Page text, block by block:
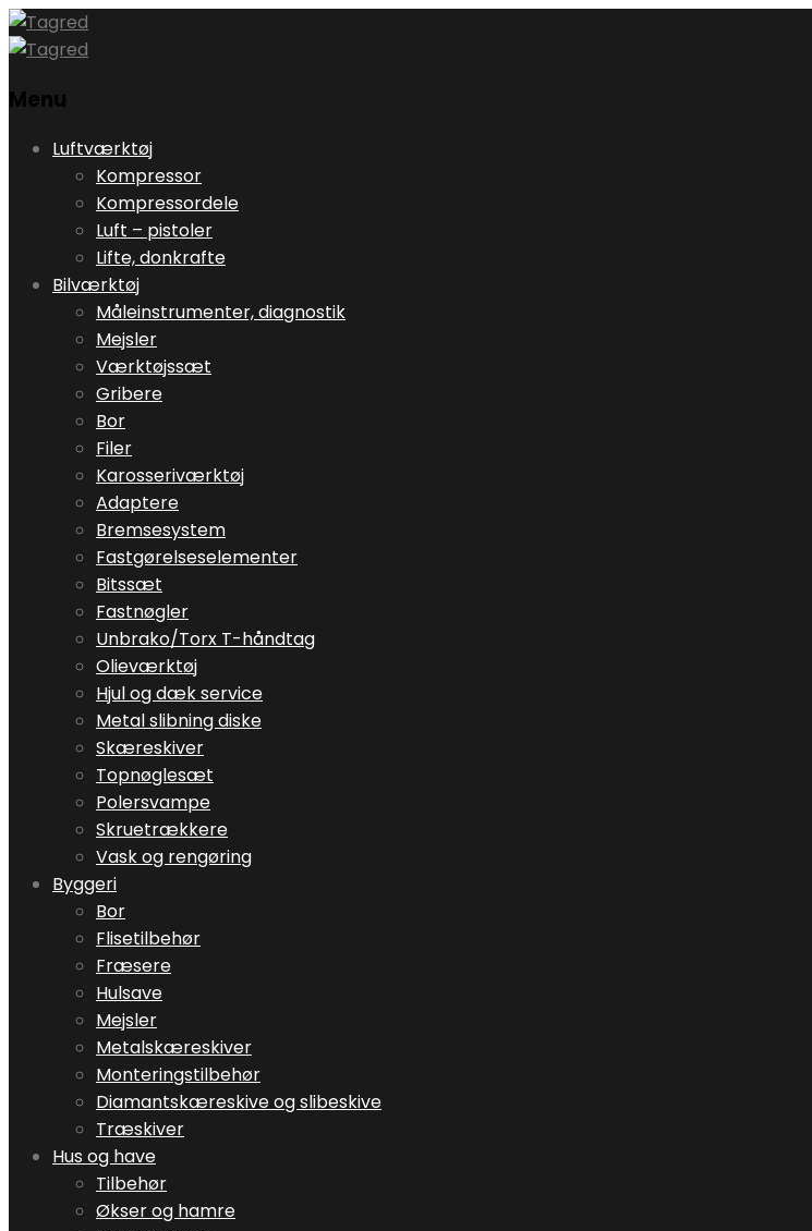
Menu
Skip
content
Luftværktøj
Kompressor
Kompressordele
Luft – pistoler
Lifte, donkrafte
Bilværktøj
Måleinstrumenter, diagnostik
Mejsler
Værktøjssæt
Gribere
Bor
Filer
Karosseriværktøj
Adaptere
Bremsesystem
Fastgørelseselementer
Bitssæt
Fastnøgler
Unbrako/Torx T-håndtag
Olieværktøj
Hjul og dæk service
Metal slibning diske
Skæreskiver
Topnøglesæt
Polersvampe
Skruetrækkere
Vask og rengøring
Byggeri
Bor
Flisetilbehør
Fræsere
Hulsave
Mejsler
Metalskæreskiver
Monteringstilbehør
Diamantskæreskive og slibeskive
Træskiver
Hus og have
Tilbehør
Økser og hamre